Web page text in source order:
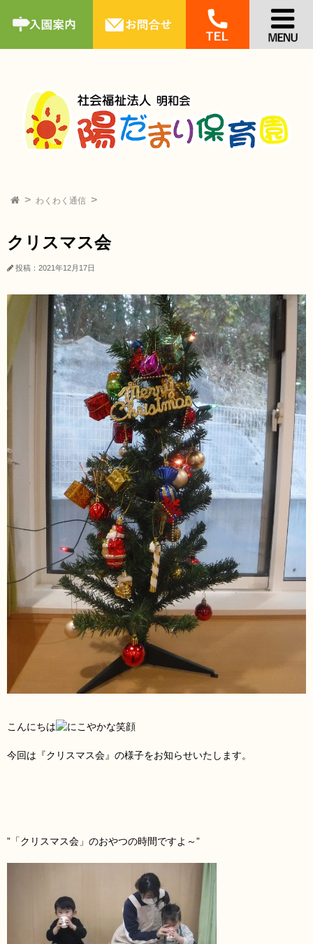
わくわく通信
クリスマス会
投稿：2021年12月17日
こんにちは
今回は『クリスマス会』の様子をお知らせいたします。
”「クリスマス会」のおやつの時間ですよ～”